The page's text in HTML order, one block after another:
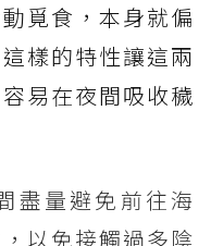
覓食，本身就偏
樣的特性讓這兩
易在夜間吸收穢
盡量避免前往海
以免接觸過多陰